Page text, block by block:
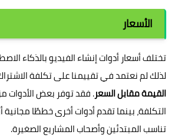
الأسعار
تختلف أسعار أدوات إنشاء الفيديو بالذكاء
لذلك لم نعتمد في تقييمنا على تكلفة
القيمة مقابل السعر. فقد توفر بعض الأدوات
التكلفة، بينما تقدم أدوات أخرى خططًا
تناسب المبتدئين وأصحاب المشاريع الصغيرة.